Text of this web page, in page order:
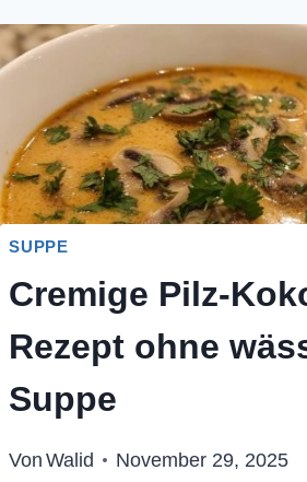
SUPPE
Cremige Pilz-
Rezept ohne
Suppe
Von Walid November 29, 2025